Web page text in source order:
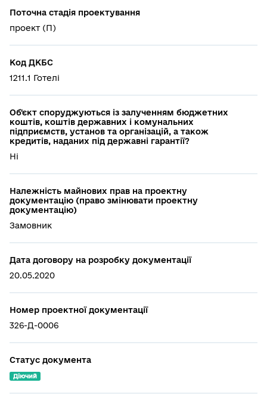
Поточна стадія проектування
проект (П)
Код ДКБС
1211.1 Готелі
Об'єкт споруджуються із залученням бюджетних
коштів, коштів державних і комунальних
підприємств, установ та організацій, а також
кредитів, наданих під державні гарантії?
Ні
Належність майнових прав на проектну
документацію (право змінювати проектну
документацію)
Замовник
Дата договору на розробку документації
20.05.2020
Номер проектної документації
326-Д-0006
Статус документа
Діючий